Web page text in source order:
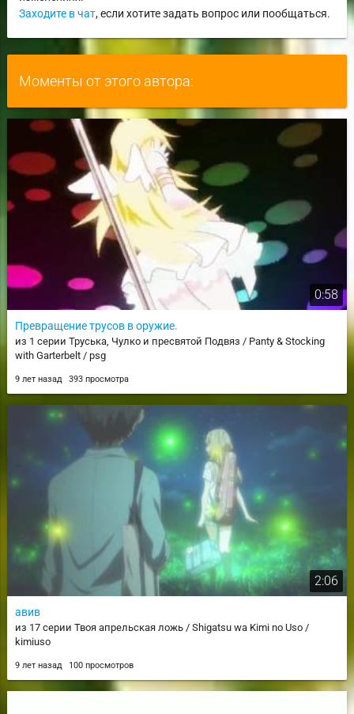
Заходите в чат, если хотите задать вопрос или пообщаться.
Моменты от этого автора:
0:58
Превращение трусов в оружие.
из 1 серии Труська, Чулко и пресвятой Подвяз / Panty & Stocking
with Garterbelt / psg
9 лет назад 393 просмотра
2:06
авив
из 17 серии Твоя апрельская ложь / Shigatsu wa Kimi no Uso /
kimiuso
9 лет назад 100 просмотров